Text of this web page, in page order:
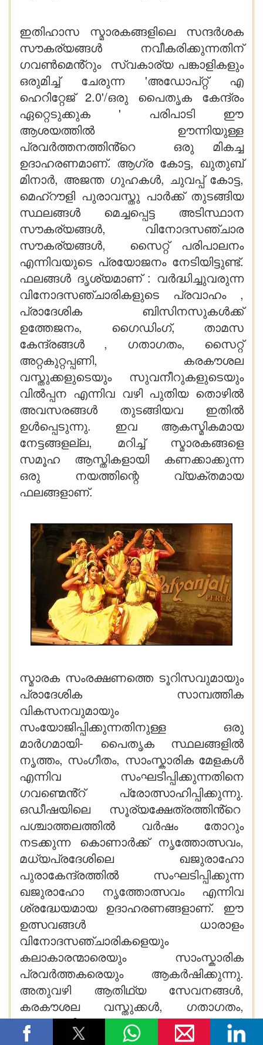
ഇതിഹാസ സ്മാരകങ്ങളിലെ സന്ദർശക
സൗകര്യങ്ങൾ നവീകരിക്കുന്നതിന്
ഗവൺമെൻ്റും സ്വകാര്യ പങ്കാളികളും
ഒരുമിച്ച് ചേരുന്ന 'അഡോപ്റ്റ് എ
ഹെറിറ്റേജ് 2.0'/ഒരു പൈതൃക കേന്ദ്രം
ഏറ്റെടുക്കുക ' പരിപാടി ഈ
ആശയത്തിൽ ഊന്നിയുള്ള
പ്രവർത്തനത്തിൻ്റെ ഒരു മികച്ച
ഉദാഹരണമാണ്. ആഗ്ര കോട്ട, ഖുതുബ്
മിനാർ, അജന്ത ഗുഹകൾ, ചുവപ്പ് കോട്ട,
മെഹ്‌റൗളി പുരാവസ്തു പാർക്ക് തുടങ്ങിയ
സ്ഥലങ്ങൾ മെച്ചപ്പെട്ട അടിസ്ഥാന
സൗകര്യങ്ങൾ, വിനോദസഞ്ചാര
സൗകര്യങ്ങൾ, സൈറ്റ് പരിപാലനം
എന്നിവയുടെ പ്രയോജനം നേടിയിട്ടുണ്ട്.
ഫലങ്ങൾ ദൃശ്യമാണ് : വർദ്ധിച്ചുവരുന്ന
വിനോദസഞ്ചാരികളുടെ പ്രവാഹം ,
പ്രാദേശിക ബിസിനസുകൾക്ക്
ഉത്തേജനം, ഗൈഡിംഗ്, താമസ
കേന്ദ്രങ്ങൾ , ഗതാഗതം, സൈറ്റ്
അറ്റകുറ്റപ്പണി, കരകൗശല
വസ്തുക്കളുടെയും സുവനീറുകളുടെയും
വിൽപ്പന എന്നിവ വഴി പുതിയ തൊഴിൽ
അവസരങ്ങൾ തുടങ്ങിയവ ഇതിൽ
ഉൾപ്പെടുന്നു. ഇവ ആകസ്മികമായ
നേട്ടങ്ങളല്ല, മറിച്ച് സ്മാരകങ്ങളെ
സമൂഹ ആസ്തികളായി കണക്കാക്കുന്ന
ഒരു നയത്തിന്റെ വ്യക്തമായ
ഫലങ്ങളാണ്.
സ്മാരക സംരക്ഷണത്തെ ടൂറിസവുമായും
പ്രാദേശിക സാമ്പത്തിക
വികസനവുമായും
സംയോജിപ്പിക്കുന്നതിനുള്ള ഒരു
മാർഗമായി- പൈതൃക സ്ഥലങ്ങളിൽ
നൃത്തം, സംഗീതം, സാംസ്കാരിക മേളകൾ
എന്നിവ സംഘടിപ്പിക്കുന്നതിനെ
ഗവണ്മെൻ്റ് പ്രോത്സാഹിപ്പിക്കുന്നു.
ഒഡീഷയിലെ സൂര്യക്ഷേത്രത്തിൻ്റെ
പശ്ചാത്തലത്തിൽ വർഷം തോറും
നടക്കുന്ന കൊണാർക്ക് നൃത്തോത്സവം,
മധ്യപ്രദേശിലെ ഖജുരാഹോ
പുരാകേന്ദ്രത്തിൽ സംഘടിപ്പിക്കുന്ന
ഖജുരാഹോ നൃത്തോത്സവം എന്നിവ
ശ്രദ്ധേയമായ ഉദാഹരണങ്ങളാണ്. ഈ
ഉത്സവങ്ങൾ ധാരാളം
വിനോദസഞ്ചാരികളെയും
കലാകാരന്മാരെയും സാംസ്കാരിക
പ്രവർത്തകരെയും ആകർഷിക്കുന്നു.
അതുവഴി ആതിഥ്യ സേവനങ്ങൾ,
കരകൗശല വസ്തുക്കൾ, ഗതാഗതം,
സാംസ്കാരിക വ്യവസായങ്ങൾ
എന്നിവയിലൂടെ പ്രാദേശിക